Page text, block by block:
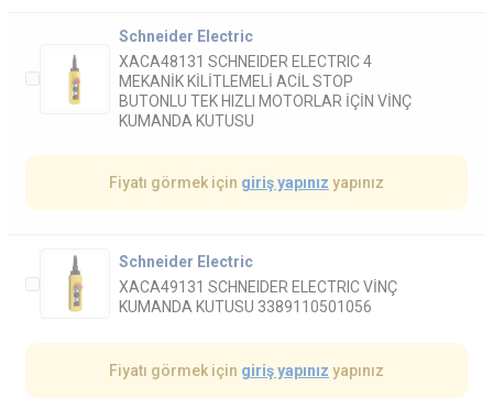
Schneider Electric
XACA48131 SCHNEIDER ELECTRIC 4
MEKANİK KİLİTLEMELİ ACİL STOP
BUTONLU TEK HIZLI MOTORLAR İÇİN VİNÇ
KUMANDA KUTUSU
Fiyatı görmek için giriş yapınız yapınız
Schneider Electric
XACA49131 SCHNEIDER ELECTRIC VİNÇ
KUMANDA KUTUSU 3389110501056
Fiyatı görmek için giriş yapınız yapınız